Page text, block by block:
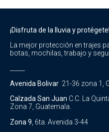
¡Disfruta de la lluvia y protégete!
La mejor protección en trajes
botas, mochilas, trabajo y
Avenida Bolivar 21-36 zona 1,
Calzada San Juan C.C. La
Zona 7, Guatemala.
Zona 9 , 6ta. Avenida 3-44